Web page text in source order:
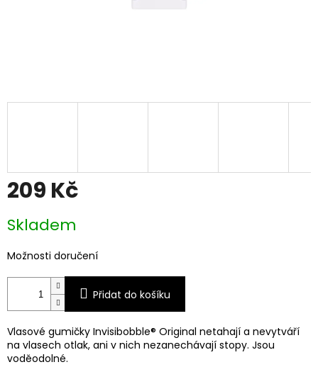
209 Kč
cena:
Skladem
Možnosti doručení
Přidat do košíku
Vlasové gumičky Invisibobble® Original netahají a nevytváří
na vlasech otlak, ani v nich nezanechávají stopy. Jsou
voděodolné.